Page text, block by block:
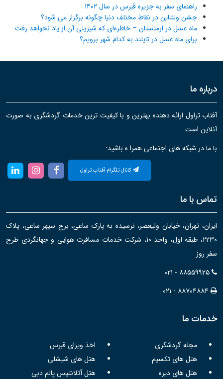
راهنمای سفر به جزیره قبرس در سال ۱۴۰۲
جشن ولنتاین در نقاط مختلف دنیا چگونه برگزار می شود؟
ماه عسل در ارمنستان – خاطره‌ای که شیرینی آن از یاد نخواهد رفت
برای ماه عسل در تایلند به کدام شهر برویم؟
درباره ما
آفتاب تراول ارائه دهنده بهترین و با کیفیت ترین خدمات گردشگری به صورت
آنلاین است.
با ما در شبکه های اجتماعی همرا ه باشید:
کانال تلگرام آفتاب تراول
تماس با ما
ایران، تهران، خیابان ولیعصر، نرسیده به پارک ساعی، برج سپهر ساعی، پلاک
۲۲۳۰، طبقه اول، واحد ۱۰، شرکت خدمات مسافرت هوایی و جهانگردی طرح
سفر روز
۰۲۱ - ۸۸۵۵۹۹۲۵
۰۲۱ - ۸۸۷۰۴۸۸۴
خدمات ما
مجله گردشگری
اخذ ویزای قبرس
هتل های تکسیم
هتل های شیشلی
هتل های دیره
هتل آتلانتیس پالم دبی